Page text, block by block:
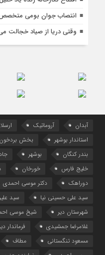
انتصاب جوان بومی متخصص
وقتی دریا از صیاد خجالت
آبدان آروماتیک
استاندار بوشهر
بخش بردخون
بندر کنگان
بوشهر
خلیج فارس
خورخان
دوراهک
دکتر موسی احمدی
سید علی حسینی نیا
سید
شهرستان دیر
شیخ موسی
غلامرضا جمشیدی
فرماندار
مسعود تنگستانی
مطاف